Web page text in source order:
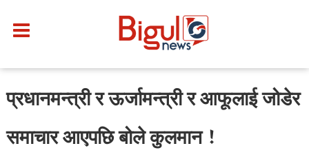
प्रधानमन्त्री र ऊर्जामन्त्री र आफूलाई जोडेर
समाचार आएपछि बोले कुलमान !